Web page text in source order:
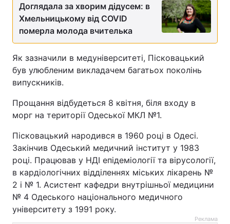
Доглядала за хворим дідусем: в
Хмельницькому від COVID
померла молода вчителька
Як зазначили в медуніверситеті, Пісковацький
був улюбленим викладачем багатьох поколінь
випускників.
Прощання відбудеться 8 квітня, біля входу в
морг на території Одеської МКЛ №1.
Пісковацький народився в 1960 році в Одесі.
Закінчив Одеський медичний інститут у 1983
році. Працював у НДІ епідеміології та вірусології,
в кардіологічних відділеннях міських лікарень №
2 і № 1. Асистент кафедри внутрішньої медицини
№ 4 Одеського національного медичного
університету з 1991 року.
Реклама